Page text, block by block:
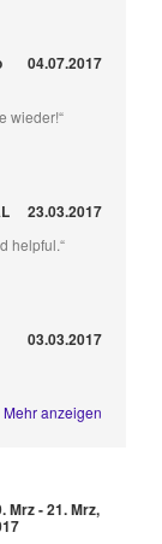
04.07.2017
wieder!“
23.03.2017
helpful.“
03.03.2017
Mehr anzeigen
Mrz - 21. Mrz,